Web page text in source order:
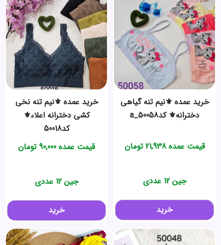
خرید عمده ⚜️نیم تنه گیاهی
دخترانه⚜️ کدa_50058
قیمت عمده21,938 تومان
جین 12 عددی
خرید
خرید عمده ⚜️نیم تنه نخی
کشی دخترانه اعلاء⚜️
کد50018
قیمت عمده90,000 تومان
جین 12 عددی
خرید